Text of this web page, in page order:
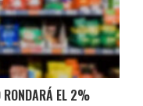
RONDARÁ EL 2%